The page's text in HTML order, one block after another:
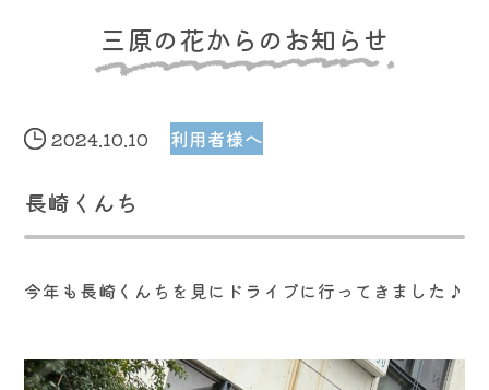
三原の花からのお知らせ
2024.10.10 利用者様へ
長崎くんち
今年も長崎くんちを見にドライブに行ってきました♪